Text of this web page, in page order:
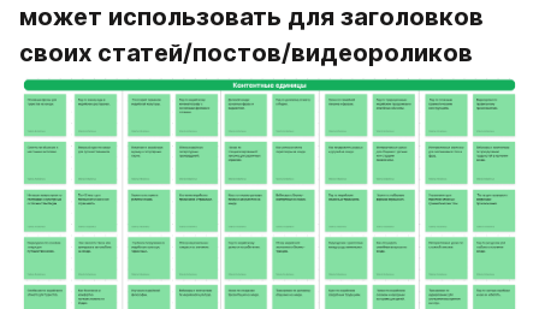
может использовать для заголовков
своих статей/постов/видеороликов